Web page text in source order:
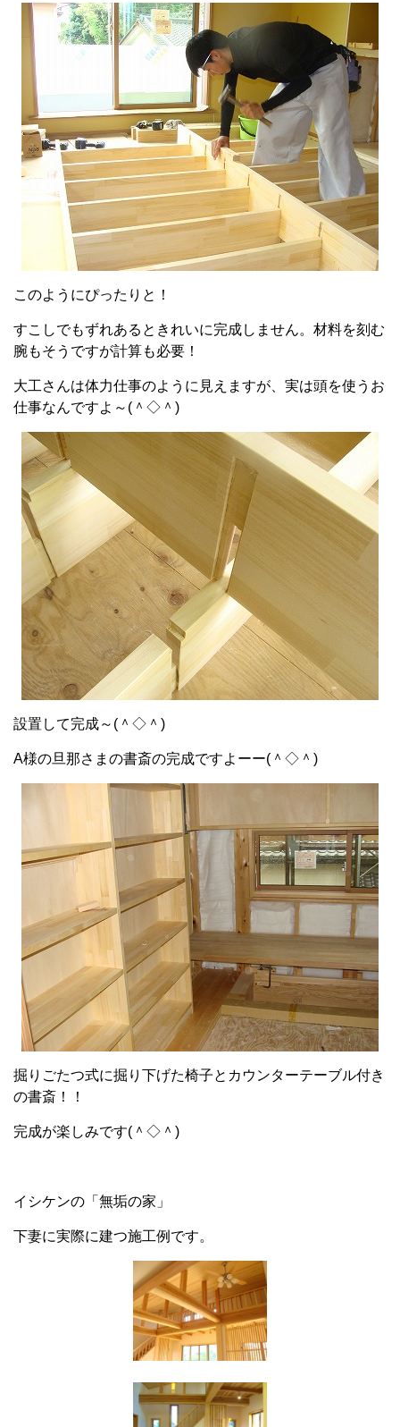
このようにぴったりと！
すこしでもずれあるときれいに完成しません。材料を刻む
腕もそうですが計算も必要！
大工さんは体力仕事のように見えますが、実は頭を使うお
仕事なんですよ～(＾◇＾)
設置して完成～(＾◇＾)
A様の旦那さまの書斎の完成ですよーー(＾◇＾)
掘りごたつ式に掘り下げた椅子とカウンターテーブル付き
の書斎！！
完成が楽しみです(＾◇＾)
イシケンの「無垢の家」
下妻に実際に建つ施工例です。